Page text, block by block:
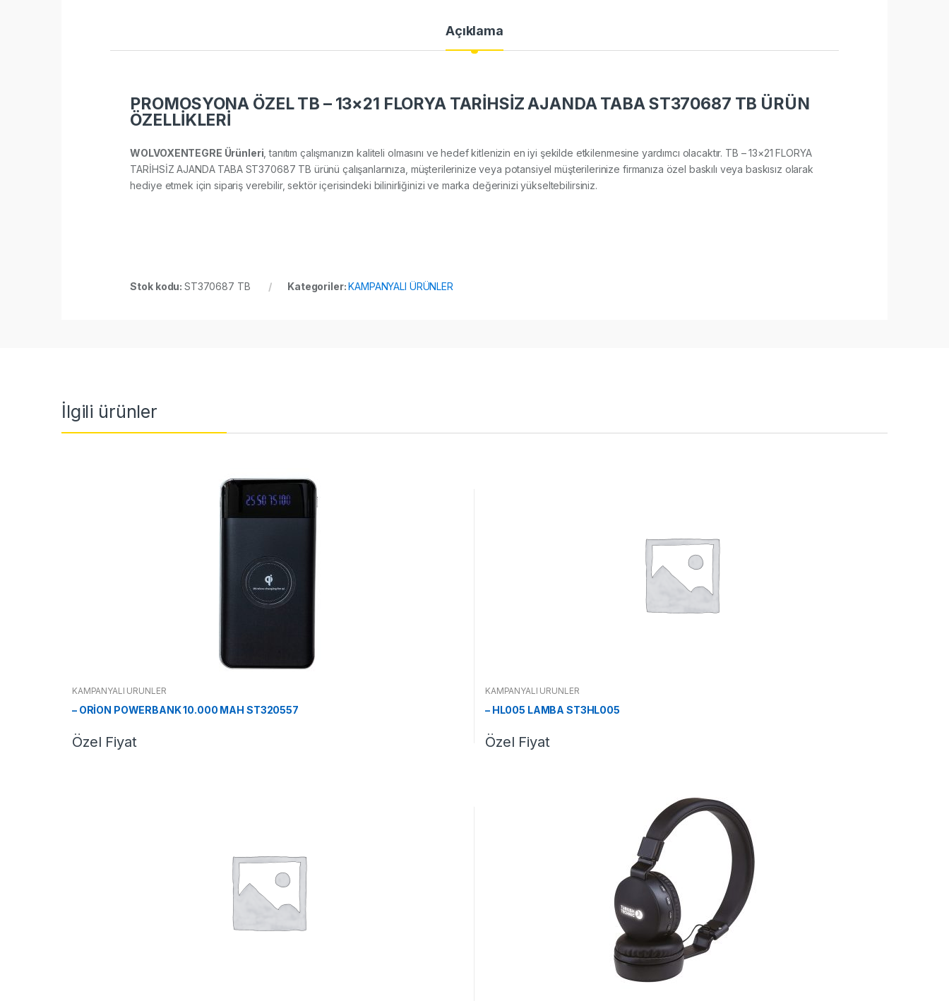
Açıklama
PROMOSYONA ÖZEL TB – 13×21 FLORYA TARİHSİZ AJANDA TABA ST370687 TB ÜRÜN
ÖZELLİKLERİ
WOLVOXENTEGRE Ürünleri , tanıtım çalışmanızın kaliteli olmasını ve hedef kitlenizin en iyi şekilde etkilenmesine yardımcı olacaktır. TB – 13×21 FLORYA
TARİHSİZ AJANDA TABA ST370687 TB ürünü çalışanlarınıza, müşterilerinize veya potansiyel müşterilerinize firmanıza özel baskılı veya baskısız olarak
hediye etmek için sipariş verebilir, sektör içerisindeki bilinirliğinizi ve marka değerinizi yükseltebilirsiniz.
Stok kodu: ST370687 TB Kategoriler:KAMPANYALI ÜRÜNLER
İlgili ürünler
KAMPANYALI ÜRÜNLER
– ORİON POWERBANK 10.000 MAH ST320557
Özel Fiyat
KAMPANYALI ÜRÜNLER
– HL005 LAMBA ST3HL005
Özel Fiyat